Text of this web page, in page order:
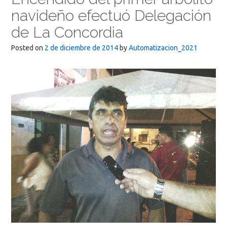
navideño efectuó Delegación
de La Concordia
Posted on 2 de diciembre de 2014 byAutomatizacion_2021